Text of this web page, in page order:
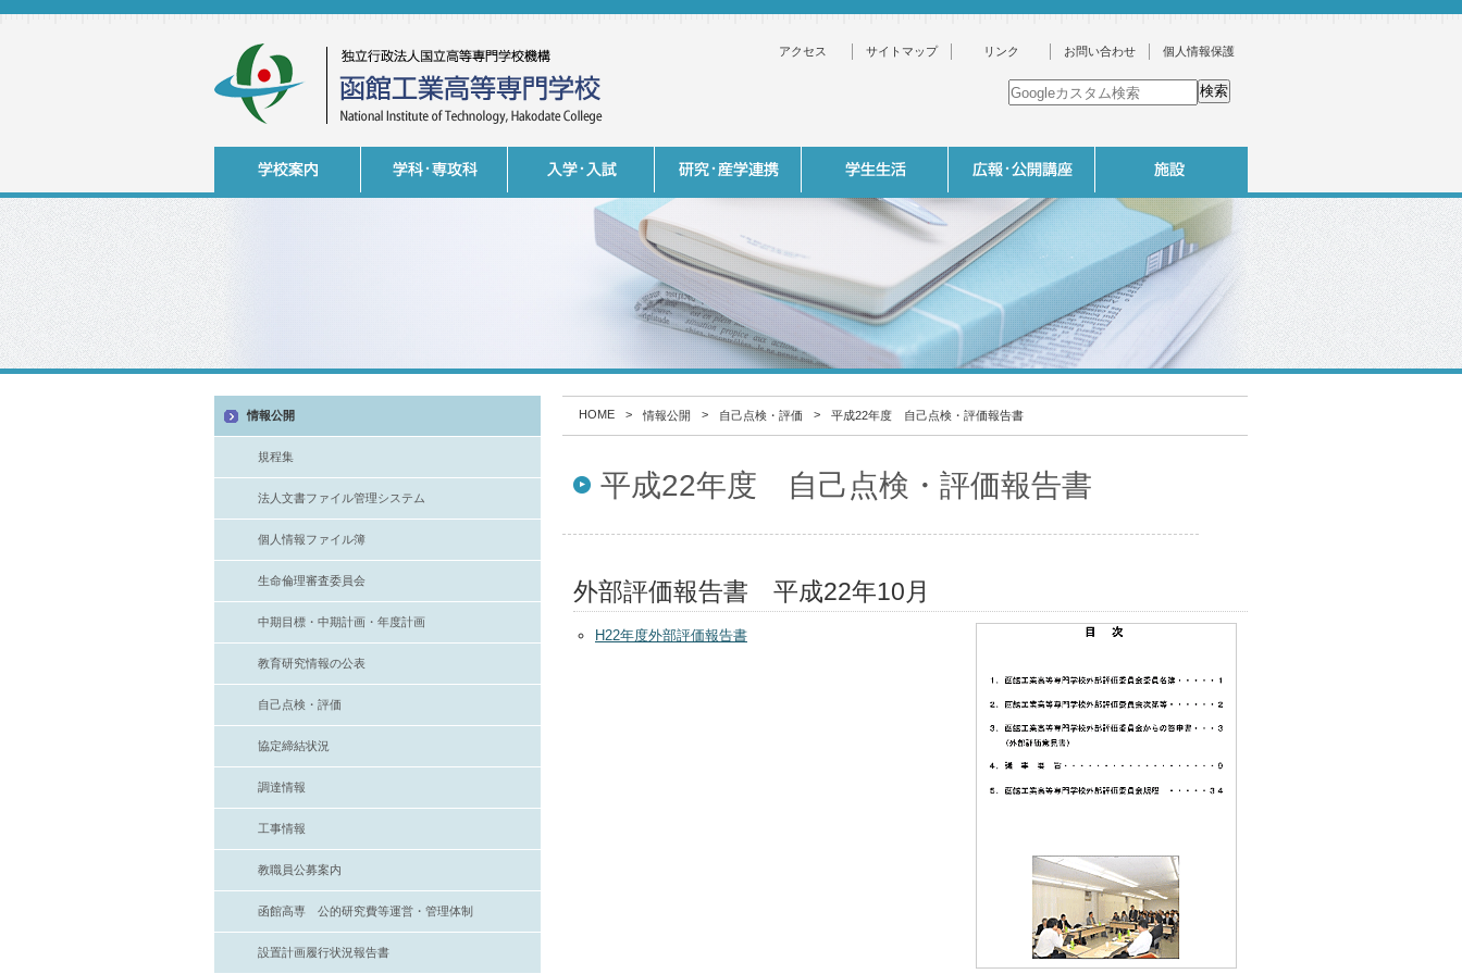
個人情報保護
お問い合わせ
リンク
サイトマップ
アクセス
HOME > 情報公開 > 自己点検・評価 > 平成22年度 自己点検・評価報告書
平成22年度 自己点検・評価報告書
外部評価報告書 平成22年10月
H22年度外部評価報告書
情報公開
規程集
法人文書ファイル管理システム
個人情報ファイル簿
生命倫理審査委員会
中期目標・中期計画・年度計画
教育研究情報の公表
自己点検・評価
協定締結状況
調達情報
工事情報
教職員公募案内
函館高専 公的研究費等運営・管理体制
設置計画履行状況報告書